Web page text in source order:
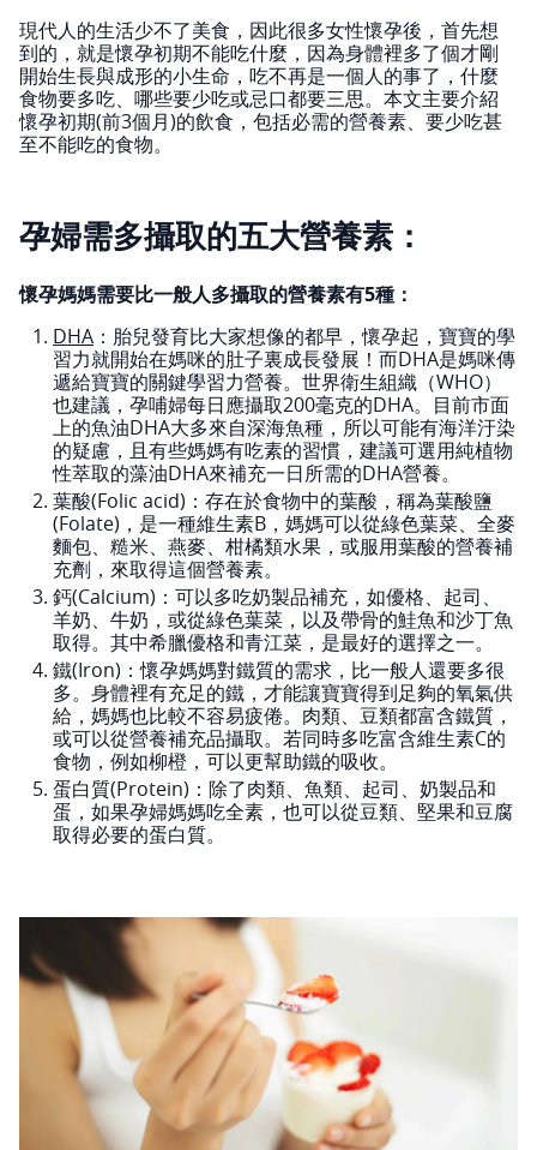
現代人的生活少不了美食，因此很多女性懷孕後，首先想
到的，就是懷孕初期不能吃什麼，因為身體裡多了個才剛
開始生長與成形的小生命，吃不再是一個人的事了，什麼
食物要多吃、哪些要少吃或忌口都要三思。本文主要介紹
懷孕初期(前3個月)的飲食，包括必需的營養素、要少吃甚
至不能吃的食物。
孕婦需多攝取的五大營養素：
懷孕媽媽需要比一般人多攝取的營養素有5種：
DHA ：胎兒發育比大家想像的都早，懷孕起，寶寶的學
習力就開始在媽咪的肚子裏成長發展！而DHA是媽咪傳
遞給寶寶的關鍵學習力營養。世界衛生組織（WHO）
也建議，孕哺婦每日應攝取200毫克的DHA。目前市面
上的魚油DHA大多來自深海魚種，所以可能有海洋汙染
的疑慮，且有些媽媽有吃素的習慣，建議可選用純植物
性萃取的藻油DHA來補充一日所需的DHA營養。
葉酸(Folic acid)：存在於食物中的葉酸，稱為葉酸鹽
(Folate)，是一種維生素B，媽媽可以從綠色葉菜、全麥
麵包、糙米、燕麥、柑橘類水果，或服用葉酸的營養補
充劑，來取得這個營養素。
鈣(Calcium)：可以多吃奶製品補充，如優格、起司、
羊奶、牛奶，或從綠色葉菜，以及帶骨的鮭魚和沙丁魚
取得。其中希臘優格和青江菜，是最好的選擇之一。
鐵(Iron)：懷孕媽媽對鐵質的需求，比一般人還要多很
多。身體裡有充足的鐵，才能讓寶寶得到足夠的氧氣供
給，媽媽也比較不容易疲倦。肉類、豆類都富含鐵質，
或可以從營養補充品攝取。若同時多吃富含維生素C的
食物，例如柳橙，可以更幫助鐵的吸收。
蛋白質(Protein)：除了肉類、魚類、起司、奶製品和
蛋，如果孕婦媽媽吃全素，也可以從豆類、堅果和豆腐
取得必要的蛋白質。